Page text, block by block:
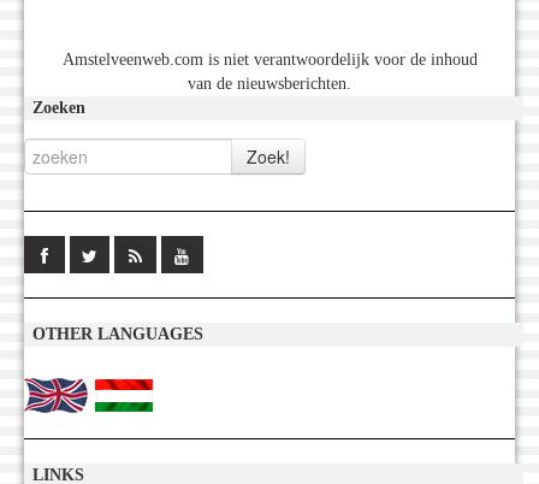
Amstelveenweb.com is niet verantwoordelijk voor de inhoud
van de nieuwsberichten.
Zoeken
OTHER LANGUAGES
LINKS